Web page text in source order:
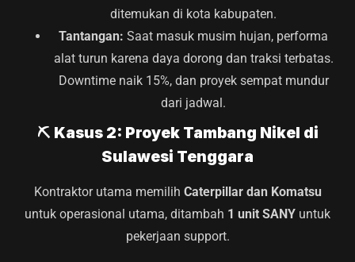
ditemukan di kota kabupaten.
Tantangan: Saat masuk musim hujan, performa
alat turun karena daya dorong dan traksi terbatas.
Downtime naik 15%, dan proyek sempat mundur
dari jadwal.
⛏ Kasus 2: Proyek Tambang Nikel di
Sulawesi Tenggara
Kontraktor utama memilih Caterpillar dan Komatsu
untuk operasional utama, ditambah 1 unit SANY untuk
pekerjaan support.